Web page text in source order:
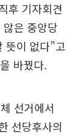
후 기자회견
은 중앙당
뜻이 없다”고
바꿨다.
선거에서
선당후사의